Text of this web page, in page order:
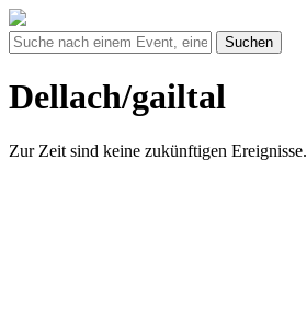
Suchen
Dellach/gailtal
Zur Zeit sind keine zukünftigen Ereignisse.